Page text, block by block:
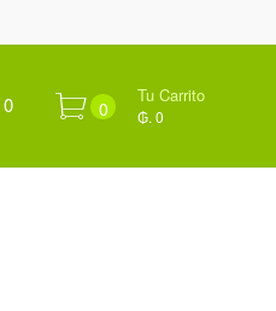
0 0
Tu Carrito
₲. 0